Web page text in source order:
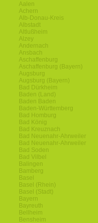
Aalen
Achern
Alb-Donau-Kreis
Albstadt
Altlußheim
Alzey
Andernach
Ansbach
Aschaffenburg
Aschaffenburg (Bayern)
Augsburg
Augsburg (Bayern)
Bad Dürkheim
Baden (Land)
Baden Baden
Baden-Württemberg
Bad Homburg
Bad König
Bad Kreuznach
Bad Neuenahr-Ahrweiler
Bad Neuenahr-Ahrweiler
Bad Soden
Bad Vilbel
Balingen
Bamberg
Basel
Basel (Rhein)
Basel (Stadt)
Bayern
Bayreuth
Bellheim
Bensheim